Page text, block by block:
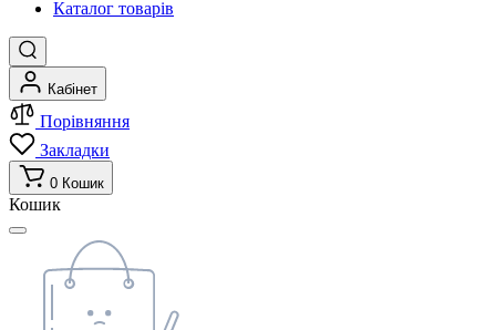
Каталог товарів
Кабінет
Порівняння
Закладки
0 Кошик
Кошик